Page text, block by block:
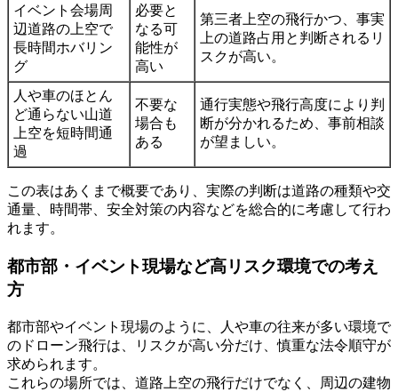
イベント会場周
辺道路の上空で
長時間ホバリン
グ
必要と
なる可
能性が
高い
第三者上空の飛行かつ、事実
上の道路占用と判断されるリ
スクが高い。
人や車のほとん
ど通らない山道
上空を短時間通
過
不要な
場合も
ある
通行実態や飛行高度により判
断が分かれるため、事前相談
が望ましい。
この表はあくまで概要であり、実際の判断は道路の種類や交
通量、時間帯、安全対策の内容などを総合的に考慮して行わ
れます。
都市部・イベント現場など高リスク環境での考え
方
都市部やイベント現場のように、人や車の往来が多い環境で
のドローン飛行は、リスクが高い分だけ、慎重な法令順守が
求められます。
これらの場所では、道路上空の飛行だけでなく、周辺の建物